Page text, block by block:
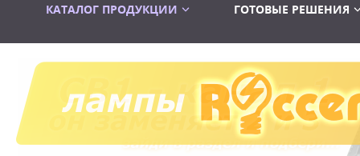
КАТАЛОГ ПРОДУКЦИИ
Распродажа Лампы
ГОТОВЫЕ РЕШЕНИЯ